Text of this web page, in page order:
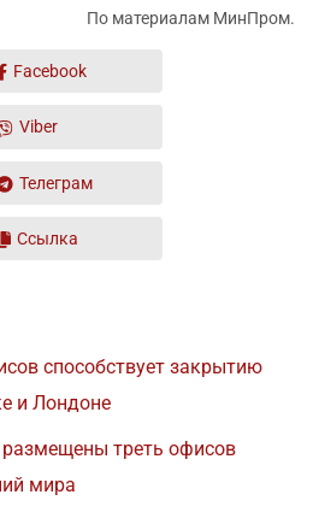
По материалам МинПром.
Facebook
Viber
Телеграм
Ссылка
способствует закрытию
и Лондоне
треть офисов
мира